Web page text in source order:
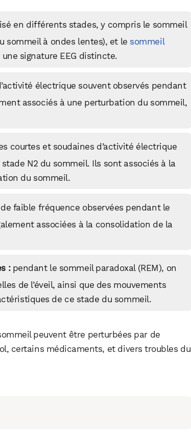
en différents stades, y compris le sommeil
sommeil à ondes lentes), et le sommeil
signature EEG distincte.
électrique souvent observés pendant
associés à une perturbation du sommeil,
courtes et soudaines d’activité électrique
N2 du sommeil. Ils sont associés à la
du sommeil.
faible fréquence observées pendant le
associées à la consolidation de la
:pendant le sommeil paradoxal (REM), on
de l’éveil, ainsi que des mouvements
de ce stade du sommeil.
peuvent être perturbées par de
certains médicaments, et divers troubles du
Facebook LinkedIn